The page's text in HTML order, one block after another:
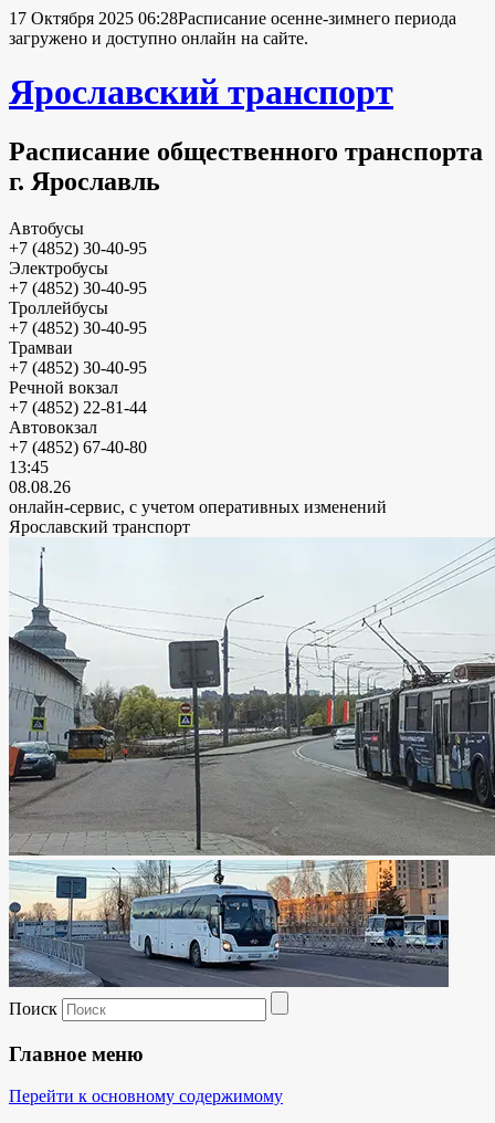
17 Октября 2025 06:28Расписание осенне-зимнего периода
загружено и доступно онлайн на сайте.
Ярославский транспорт
Расписание общественного транспорта
г. Ярославль
Автобусы
+7 (4852) 30-40-95
Электробусы
+7 (4852) 30-40-95
Троллейбусы
+7 (4852) 30-40-95
Трамваи
+7 (4852) 30-40-95
Речной вокзал
+7 (4852) 22-81-44
Автовокзал
+7 (4852) 67-40-80
13:45
08.08.26
онлайн-сервис, с учетом оперативных изменений
Ярославский транспорт
Поиск
Главное меню
Перейти к основному содержимому